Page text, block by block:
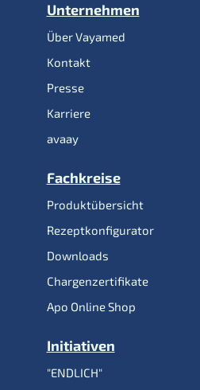
Unternehmen
Über Vayamed
Kontakt
Presse
Karriere
avaay
Fachkreise
Produktübersicht
Rezeptkonfigurator
Downloads
Chargenzertifikate
Apo Online Shop
Initiativen
"ENDLICH"